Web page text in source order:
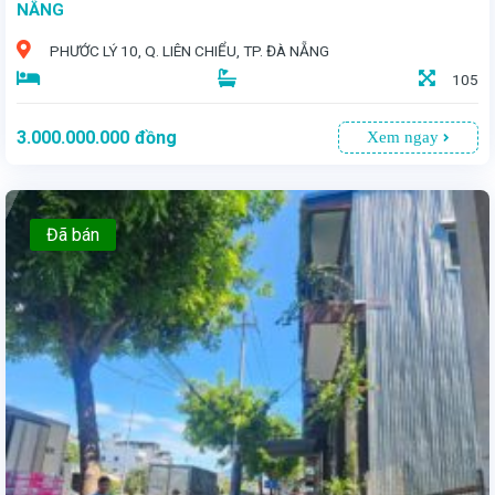
NẴNG
PHƯỚC LÝ 10, Q. LIÊN CHIỂU, TP. ĐÀ NẴNG
105
3.000.000.000 đồng Xem ngay
Đã bán